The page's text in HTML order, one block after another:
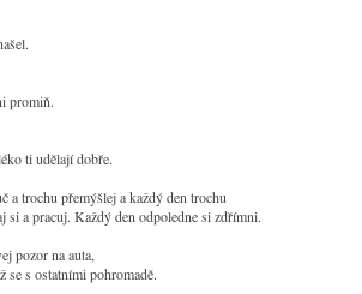
promiň.
ti udělají dobře.
a trochu přemýšlej a každý den trochu
si a pracuj. Každý den odpoledne si zdřímni.
pozor na auta,
se s ostatními pohromadě.